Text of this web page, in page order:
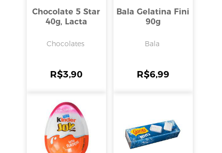
Chocolate 5 Star
40g, Lacta
Chocolates
R$3,90
Bala Gelatina Fini
90g
Bala
R$6,99